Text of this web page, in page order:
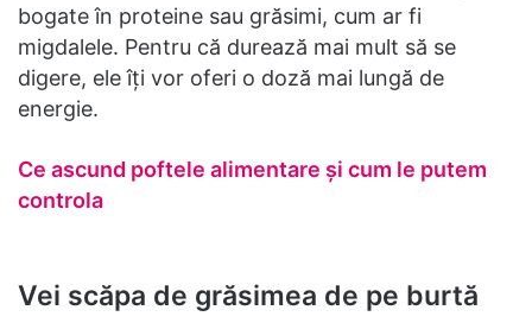
bogate în proteine sau grăsimi, cum ar fi
migdalele. Pentru că durează mai mult să se
digere, ele îți vor oferi o doză mai lungă de
energie.
Ce ascund poftele alimentare și cum le putem
controla
Vei scăpa de grăsimea de pe burtă